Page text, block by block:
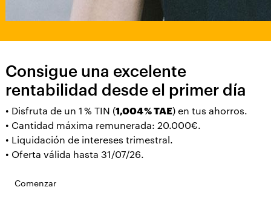
Consigue una excelente
rentabilidad desde el primer día
• Disfruta de un 1 % TIN (1,004 % TAE) en tus ahorros.
• Cantidad máxima remunerada: 20.000€.
• Liquidación de intereses trimestral.
• Oferta válida hasta 31/07/26.
Comenzar